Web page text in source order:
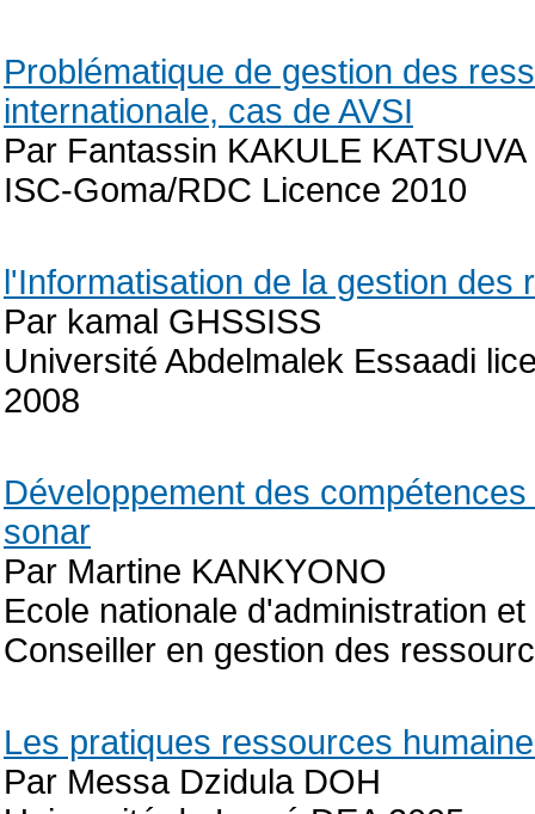
Problématique de gestion des
internationale, cas de AVSI
Par Fantassin KAKULE KATSUVA
ISC-Goma/RDC Licence 2010
l'Informatisation de la gestion des
Par kamal GHSSISS
Université Abdelmalek Essaadi
2008
Développement des
sonar
Par Martine KANKYONO
Ecole nationale d'administration
Conseiller en gestion des
Les pratiques ressources
Par Messa Dzidula DOH